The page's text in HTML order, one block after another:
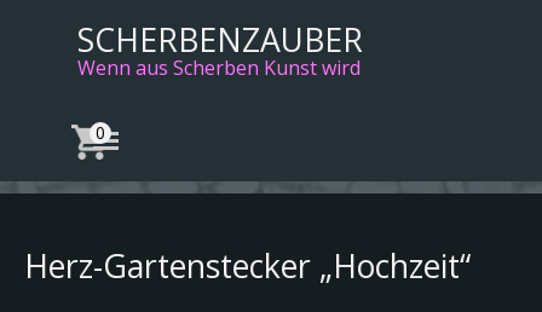
SCHERBENZAUBER
Wenn aus Scherben Kunst wird
Menü überspringen
Herz-Gartenstecker „Hochzeit“